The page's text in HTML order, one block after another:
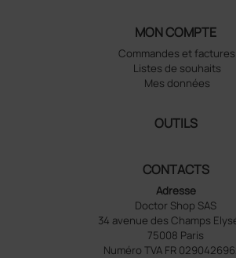
MON COMPTE
Commandes et factures
Listes de souhaits
Mes données
OUTILS
CONTACTS
Adresse
Doctor Shop SAS
34 avenue des Champs
75008 Paris
Numéro TVA FR